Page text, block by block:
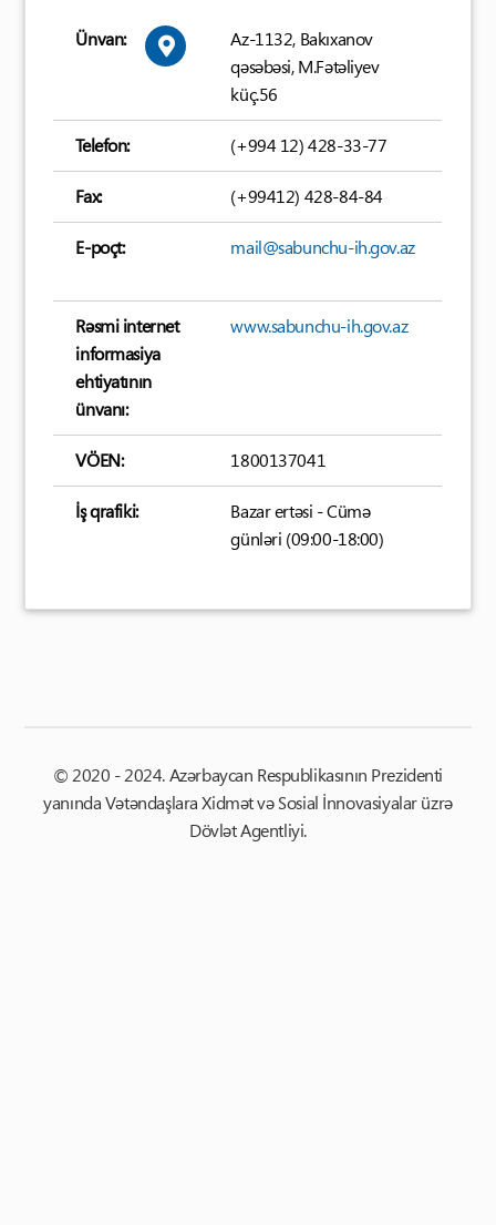
Ünvan:
Az-1132, Bakıxanov
qəsəbəsi, M.Fətəliyev
küç.56
Telefon: (+994 12) 428-33-77
Fax: (+99412) 428-84-84
E-poçt: mail@sabunchu-ih.gov.az
Rəsmi internet
informasiya
ehtiyatının
ünvanı:
www.sabunchu-ih.gov.az
VÖEN: 1800137041
İş qrafiki:
Bazar ertəsi - Cümə
günləri (09:00-18:00)
© 2020 - 2024. Azərbaycan Respublikasının Prezidenti
yanında Vətəndaşlara Xidmət və Sosial İnnovasiyalar üzrə
Dövlət Agentliyi.